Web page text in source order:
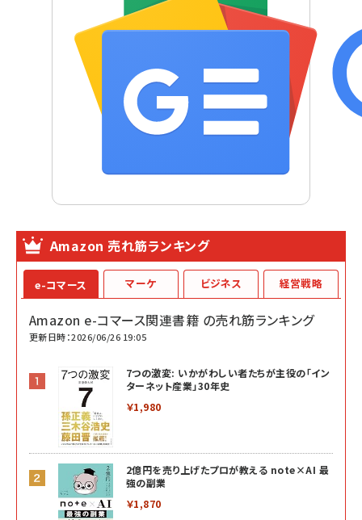
Amazon 売れ筋ランキング
e-コマース
Amazon e-コマース関連書籍 の売れ筋ランキング
更新日時：2026/06/26 19:05
7つの激変: いかがわしい者たちが主役の「イン
ターネット産業」30年史
￥1,980
2億円を売り上げたプロが教える note×AI 最
強の副業
￥1,870
マーケ ビジネス 経営戦略